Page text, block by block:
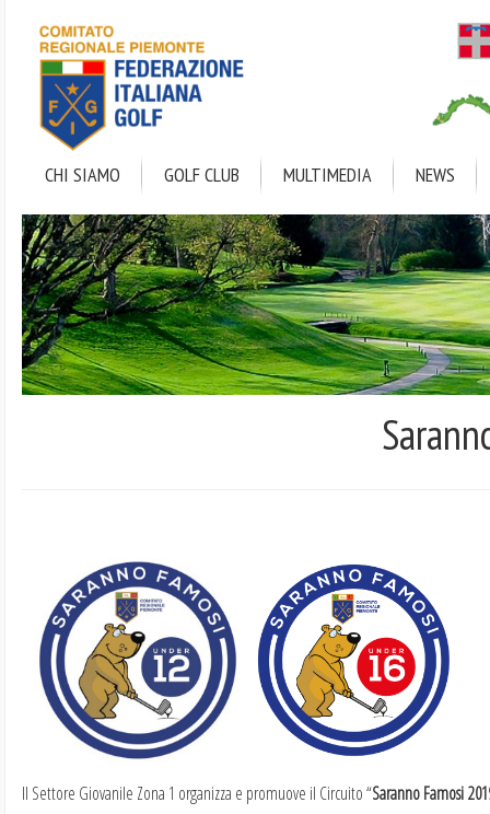
contenuto
principale
CHI SIAMO GOLF CLUB MULTIMEDIA NEWS
Il Settore Giovanile Zona 1 organizza e promuove il Circuito “Saranno Famosi